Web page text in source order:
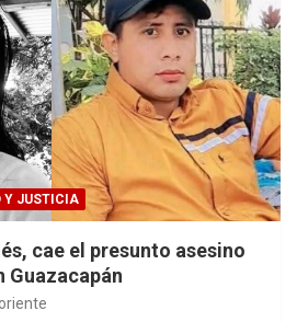
Y JUSTICIA
cae el presunto asesino
Guazacapán